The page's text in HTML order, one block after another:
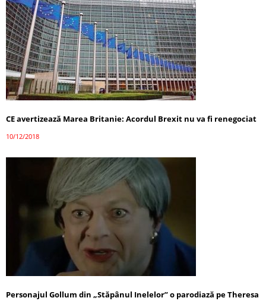
CE avertizează Marea Britanie: Acordul Brexit nu va fi renegociat
10/12/2018
Personajul Gollum din „Stăpânul Inelelor” o parodiază pe Theresa